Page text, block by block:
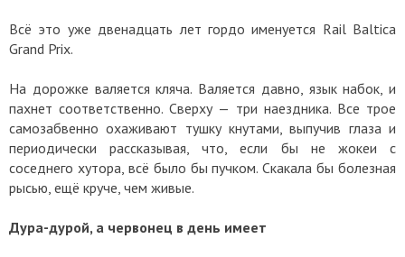
Всё это уже двенадцать лет гордо именуется Rail Baltica
Grand Prix.
На дорожке валяется кляча. Валяется давно, язык набок, и
пахнет соответственно. Сверху — три наездника. Все трое
самозабвенно охаживают тушку кнутами, выпучив глаза и
периодически рассказывая, что, если бы не жокеи с
соседнего хутора, всё было бы пучком. Скакала бы болезная
рысью, ещё круче, чем живые.
Дура-дурой, а червонец в день имеет